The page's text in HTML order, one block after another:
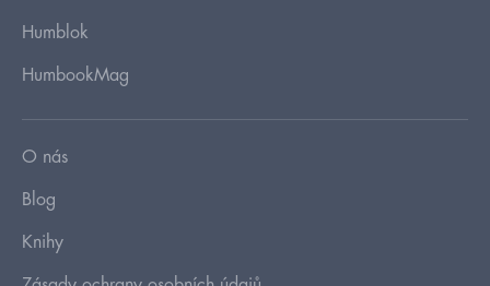
Humblok
HumbookMag
O nás
Blog
Knihy